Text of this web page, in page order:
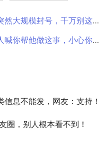
大规模封号，千万别这么做
他做这事，小心你的微信账号
息不能发，网友：支持！
圈，别人根本看不到！